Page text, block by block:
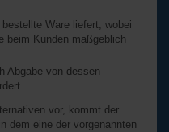
Ware liefert, wobei
beim Kunden maßgeblich
Abgabe von dessen
vor, kommt der
dem eine der vorgenannten